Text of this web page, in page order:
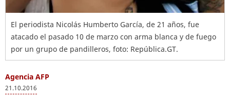
El periodista Nicolás Humberto García, de 21 años, fue
atacado el pasado 10 de marzo con arma blanca y de fuego
por un grupo de pandilleros, foto: República.GT.
Agencia AFP
21.10.2016